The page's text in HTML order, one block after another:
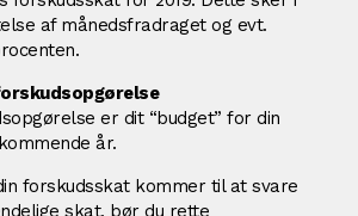
af månedsfradraget og evt.
er dit “budget” for din
år.
forskudsskat kommer til at svare
skat, bør du rette